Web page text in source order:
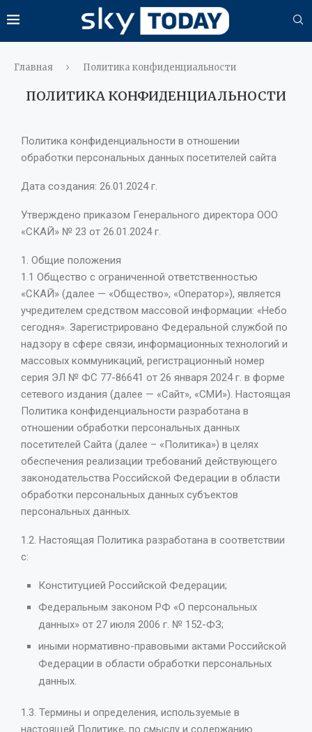
Главная Политика конфиденциальности
ПОЛИТИКА КОНФИДЕНЦИАЛЬНОСТИ
Политика конфиденциальности в отношении
обработки персональных данных посетителей сайта
Дата создания: 26.01.2024 г.
Утверждено приказом Генерального директора ООО
«СКАЙ» № 23 от 26.01.2024 г.
1. Общие положения
1.1 Общество с ограниченной ответственностью
«СКАЙ» (далее — «Общество», «Оператор»), является
учредителем средством массовой информации: «Небо
сегодня». Зарегистрировано Федеральной службой по
надзору в сфере связи, информационных технологий и
массовых коммуникаций, регистрационный номер
серия ЭЛ № ФС 77-86641 от 26 января 2024 г. в форме
сетевого издания (далее — «Сайт», «СМИ»). Настоящая
Политика конфиденциальности разработана в
отношении обработки персональных данных
посетителей Сайта (далее – «Политика») в целях
обеспечения реализации требований действующего
законодательства Российской Федерации в области
обработки персональных данных субъектов
персональных данных.
1.2. Настоящая Политика разработана в соответствии
с:
Конституцией Российской Федерации;
Федеральным законом РФ «О персональных
данных» от 27 июля 2006 г. № 152-ФЗ;
иными нормативно-правовыми актами Российской
Федерации в области обработки персональных
данных.
1.3. Термины и определения, используемые в
настоящей Политике, по смыслу и содержанию